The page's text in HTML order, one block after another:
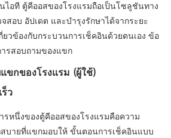
อที ตู้คีออสของโรงแรมถือเป็นโซลูชันทาง
สอบ อัปเดต และบำรุงรักษาได้จากระยะ
วข้องกับกระบวนการเช็คอินด้วยตนเอง ข้อ
รสอบถามของแขก
ขกของโรงแรม (ผู้ใช้)
ว
หนึ่งของตู้คีออสของโรงแรมคือความ
บายที่แขกมอบให้ ขั้นตอนการเช็คอินแบบ